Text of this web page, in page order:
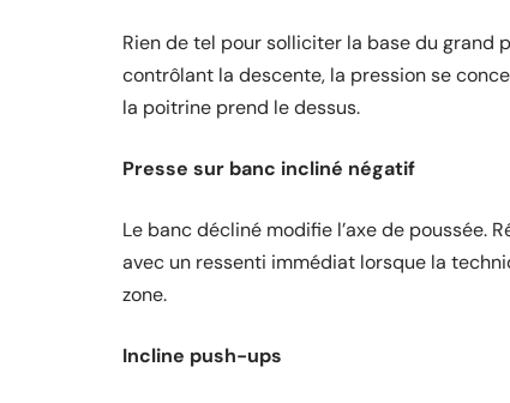
Rien de tel pour solliciter la base du grand
contrôlant la descente, la pression se
la poitrine prend le dessus.
Presse sur banc incliné négatif
Le banc décliné modifie l’axe de poussée.
avec un ressenti immédiat lorsque la
zone.
Incline push-ups